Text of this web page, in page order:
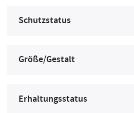
Schutzstatus
Größe/Gestalt
Erhaltungsstatus